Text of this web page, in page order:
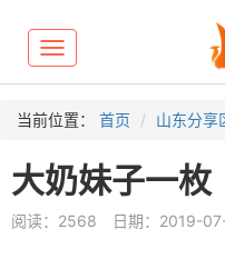
Toggle
navigation
当前位置： 首页 山东分享
大奶妹子一枚
阅读：2568 日期：2019-